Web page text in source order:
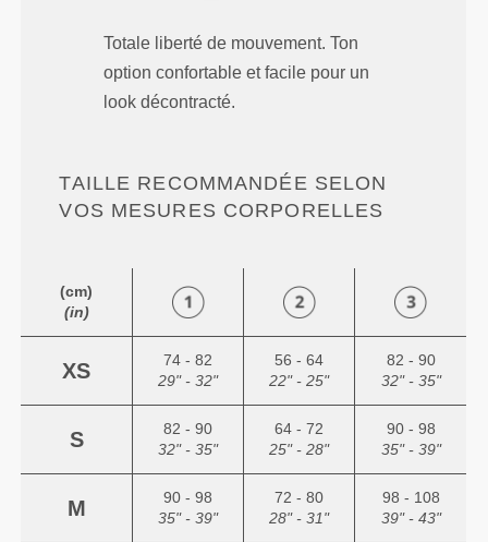
Totale liberté de mouvement. Ton
option confortable et facile pour un
look décontracté.
TAILLE RECOMMANDÉE SELON
VOS MESURES CORPORELLES
(cm)
(in)
XS
74 - 82
29" - 32"
56 - 64
22" - 25"
82 - 90
32" - 35"
S
82 - 90
32" - 35"
64 - 72
25" - 28"
90 - 98
35" - 39"
M
90 - 98
35" - 39"
72 - 80
28" - 31"
98 - 108
39" - 43"